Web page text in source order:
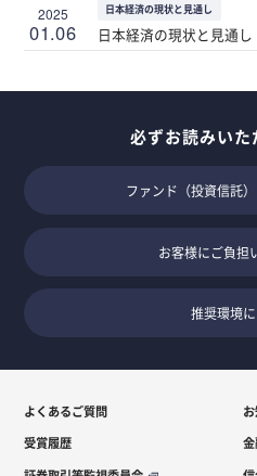
2025
01.06
日本経済の現状と見通し
日本経済の現状と見通し
必ずお読みいた
ファンド（投資信託
お客様にご負担
推奨環境
よくあるご質問
受賞履歴